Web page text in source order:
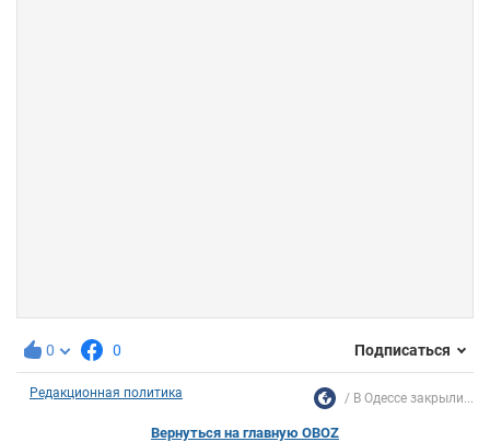
0 0 Подписаться
Редакционная политика В Одессе закрыли...
Вернуться на главную OBOZ